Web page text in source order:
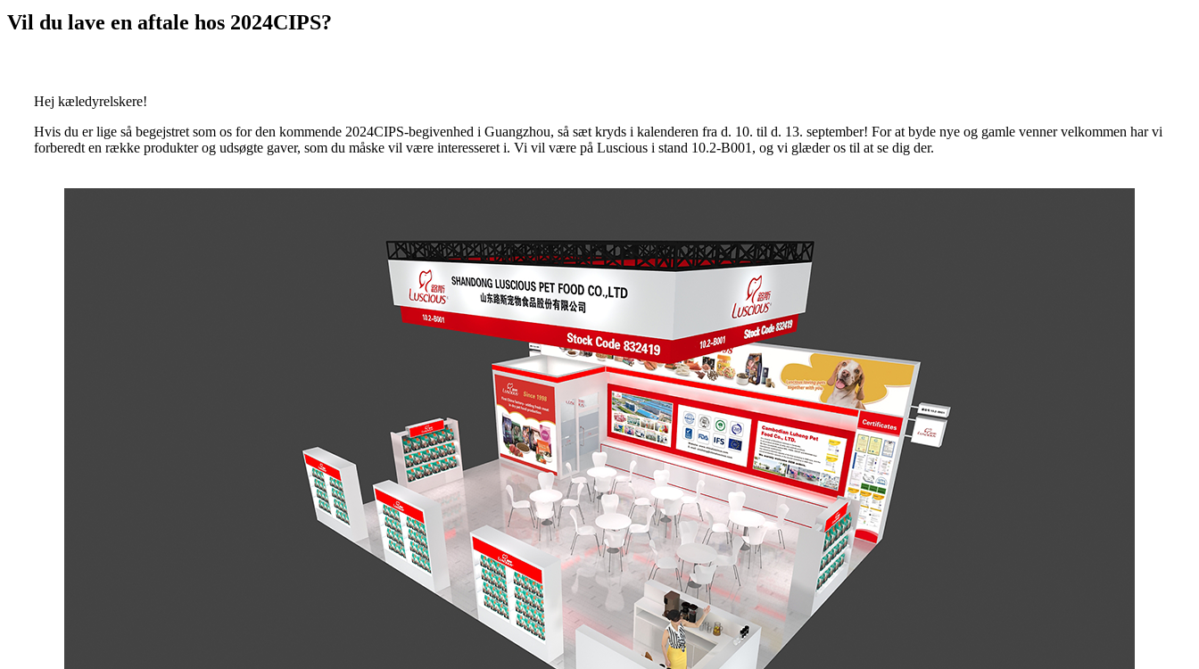
Vil du lave en aftale hos 2024CIPS?
Hej kæledyrelskere!
Hvis du er lige så begejstret som os for den kommende 2024CIPS-begivenhed i Guangzhou, så sæt kryds i kalenderen fra d. 10. til d. 13. september! For at byde nye og gamle venner velkommen har vi
forberedt en række produkter og udsøgte gaver, som du måske vil være interesseret i. Vi vil være på Luscious i stand 10.2-B001, og vi glæder os til at se dig der.